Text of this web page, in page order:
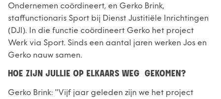
Ondernemen coördineert, en Gerko Brink,
staffunctionaris Sport bij Dienst Justitiële Inrichtingen
(DJI). In die functie coördineert Gerko het project
Werk via Sport. Sinds een aantal jaren werken Jos en
Gerko nauw samen.
HOE ZIJN JULLIE OP ELKAARS WEG GEKOMEN?
Gerko Brink: "Vijf jaar geleden zijn we het project